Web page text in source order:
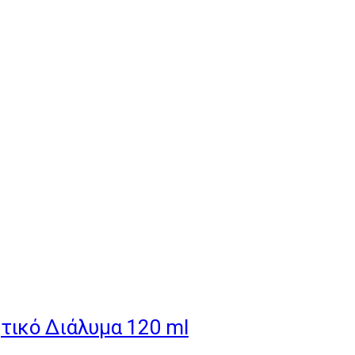
Διάλυμα 120 ml